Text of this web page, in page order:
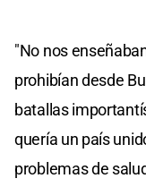
"No nos
prohibían desde
batallas
quería un país
problemas de